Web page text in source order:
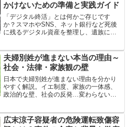
かけないための準備と実践ガイド
「デジタル終活」とは何かご存じです
か？スマホやSNS、ネット銀行など死後
に残るデジタル資産を整理し、遺族に迷
夫婦別姓が進まない本当の理由～
社会・法律・家族観の壁
日本で夫婦別姓が進まない理由を分かり
やすく解説。イエ制度、家族の一体感、
政治的な壁、社会の反発…変わらない現
広末涼子容疑者の危険運転致傷容